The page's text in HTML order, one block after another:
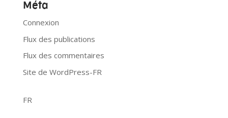
Méta
Connexion
Flux des publications
Flux des commentaires
Site de WordPress-FR
FR